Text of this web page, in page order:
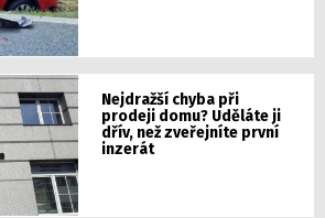
Nejdražší chyba při
prodeji domu? Uděláte ji
dřív, než zveřejníte první
inzerát